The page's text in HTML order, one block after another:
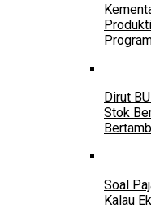
Dirut
Stok
Soal
Kalau